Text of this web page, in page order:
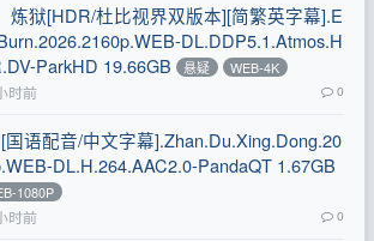
炼狱[HDR/杜比视界双版本][简繁英字幕].E
DL.DDP5.1.Atmos.H
ParkHD 19.66GB
悬疑 WEB-4K
时前 0
语配音/中文字幕].Zhan.Du.Xing.Dong.20
DL.H.264.AAC2.0-PandaQT 1.67GB
1080P
时前 0